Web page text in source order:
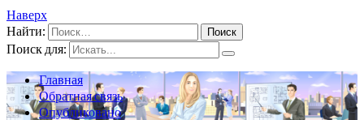
Наверх
Найти:
Поиск для:
Главная
Обратная связь
Опубликовано